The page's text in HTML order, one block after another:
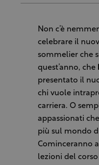
Non c’è
celebrare il
sommelier che
quest’anno, che
presentato il
chi vuole
carriera. O
appassionati
più sul mondo
Cominceranno
lezioni del